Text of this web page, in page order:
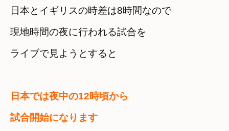
日本とイギリスの時差は8時間なので
現地時間の夜に行われる試合を
日本では夜中の12時頃から
試合開始になります